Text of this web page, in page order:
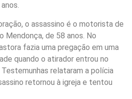
o assassino é o motorista de
Mendonça, de 58 anos. No
fazia uma pregação em uma
quando o atirador entrou no
relataram a polícia
retornou à igreja e tentou